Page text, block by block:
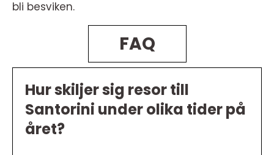
bli besviken.
FAQ
Hur skiljer sig resor till
Santorini under olika tider på
året?